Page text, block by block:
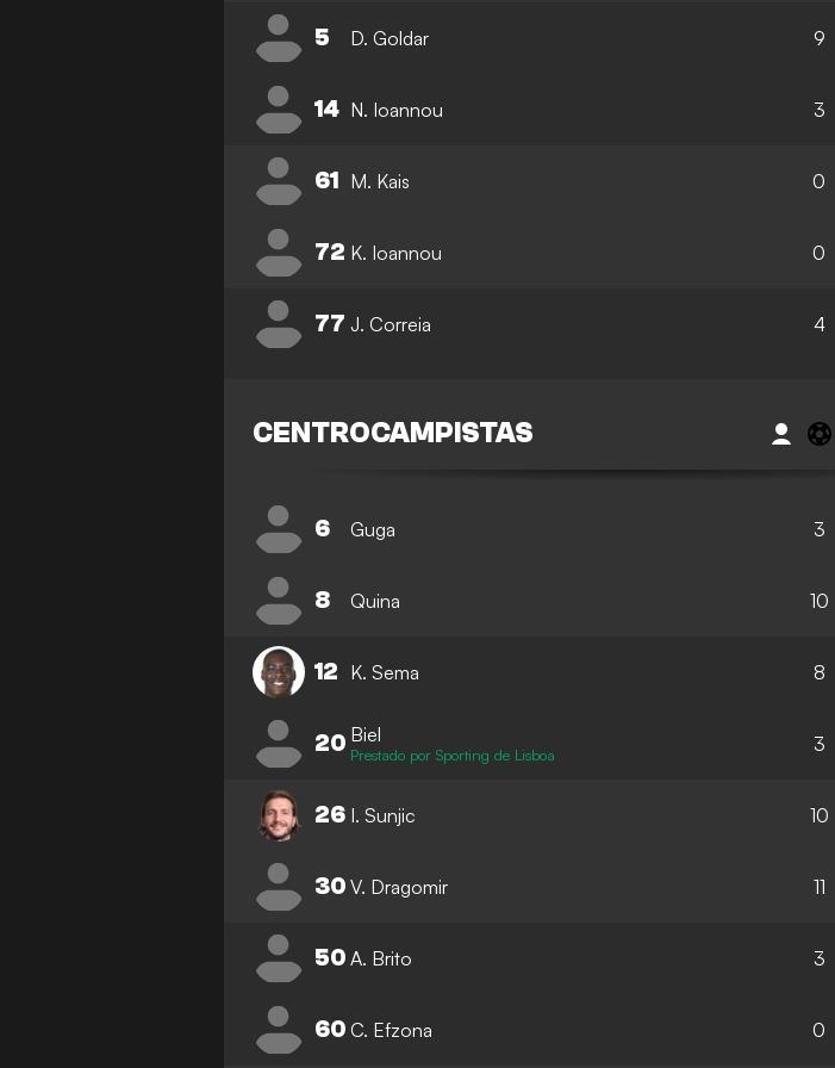
5 D. Goldar 9
14 N. Ioannou 3
61 M. Kais 0
72 K. Ioannou 0
77 J. Correia 4
CENTROCAMPISTAS
6 Guga 3
8 Quina 10
12 K. Sema 8
20 Biel
Prestado por Sporting de Lisboa 3
26 I. Sunjic 10
30 V. Dragomir 11
50 A. Brito 3
60 C. Efzona 0